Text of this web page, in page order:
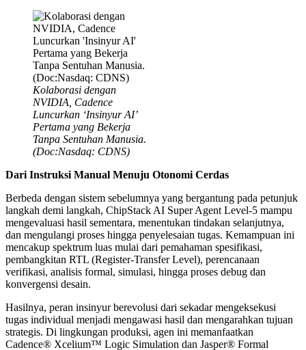
Kolaborasi dengan
NVIDIA, Cadence
Luncurkan ‘Insinyur AI’
Pertama yang Bekerja
Tanpa Sentuhan Manusia.
(Doc:Nasdaq: CDNS)
Dari Instruksi Manual Menuju Otonomi Cerdas
Berbeda dengan sistem sebelumnya yang bergantung pada petunjuk
langkah demi langkah, ChipStack AI Super Agent Level-5 mampu
mengevaluasi hasil sementara, menentukan tindakan selanjutnya,
dan mengulangi proses hingga penyelesaian tugas. Kemampuan ini
mencakup spektrum luas mulai dari pemahaman spesifikasi,
pembangkitan RTL (Register-Transfer Level), perencanaan
verifikasi, analisis formal, simulasi, hingga proses debug dan
konvergensi desain.
Hasilnya, peran insinyur berevolusi dari sekadar mengeksekusi
tugas individual menjadi mengawasi hasil dan mengarahkan tujuan
strategis. Di lingkungan produksi, agen ini memanfaatkan
Cadence® Xcelium™ Logic Simulation dan Jasper® Formal